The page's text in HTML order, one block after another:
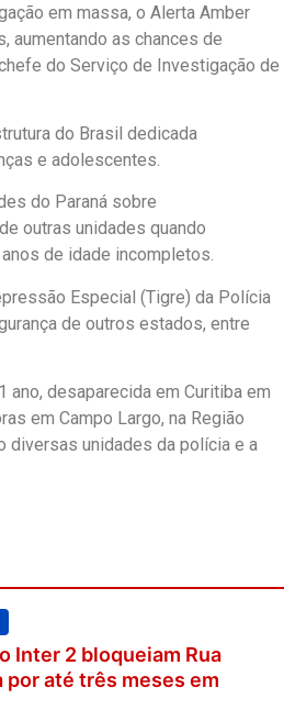
em massa, o Alerta Amber
aumentando as chances de
do Serviço de Investigação de
do Brasil dedicada
e adolescentes.
do Paraná sobre
outras unidades quando
de idade incompletos.
Especial (Tigre) da Polícia
de outros estados, entre
desaparecida em Curitiba em
em Campo Largo, na Região
diversas unidades da polícia e a
Inter 2 bloqueiam Rua
por até três meses em